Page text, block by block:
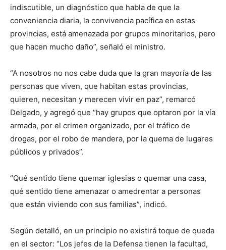
indiscutible, un diagnóstico que habla de que la
conveniencia diaria, la convivencia pacífica en estas
provincias, está amenazada por grupos minoritarios, pero
que hacen mucho daño”, señaló el ministro.
“A nosotros no nos cabe duda que la gran mayoría de las
personas que viven, que habitan estas provincias,
quieren, necesitan y merecen vivir en paz”, remarcó
Delgado, y agregó que “hay grupos que optaron por la vía
armada, por el crimen organizado, por el tráfico de
drogas, por el robo de mandera, por la quema de lugares
públicos y privados”.
“Qué sentido tiene quemar iglesias o quemar una casa,
qué sentido tiene amenazar o amedrentar a personas
que están viviendo con sus familias”, indicó.
Según detalló, en un principio no existirá toque de queda
en el sector: “Los jefes de la Defensa tienen la facultad,